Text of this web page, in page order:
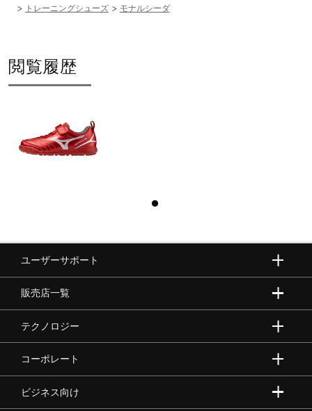
発売シーズン
03、37：2025年春夏
トレーニングシューズ
モナルシーダ
閲覧履歴
ユーザーサポート
販売店一覧
テクノロジー
コーポレート
ビジネス向け